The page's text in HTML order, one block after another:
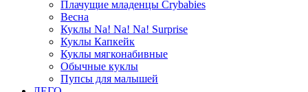
Плачущие младенцы Crybabies
Весна
Куклы Na! Na! Na! Surprise
Куклы Капкейк
Куклы мягконабивные
Обычные куклы
Пупсы для малышей